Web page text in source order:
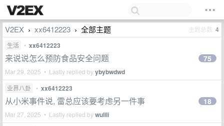
V2EX › xx6412223 › 全部主题 主题总数 4
生活 • xx6412223
来说说怎么预防食品安全问题
Mar 29, 2025 • Lastly replied byybybwdwd
75
业界八卦 • xx6412223
从小米事件说, 雷总应该要考虑另一件事
Mar 27, 2025 • Lastly replied bywulili
18